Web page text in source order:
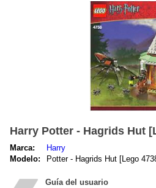
Harry Potter - Hagrids Hut
Marca:
Harry
Modelo:
Potter - Hagrids Hut [Lego
Guía del usuario